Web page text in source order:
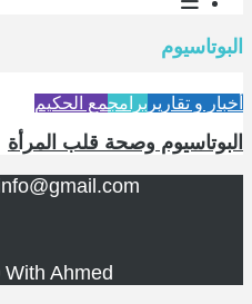
البوتاسيوم
أخبار و تقارير برامجمع الحكيم
البوتاسيوم وصحة قلب المرأة
Ahmed